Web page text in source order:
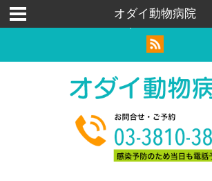
荒川区｜足立区｜北区｜犬猫ウサギ｜トリ
｜ハムスター
オダイ動物病院